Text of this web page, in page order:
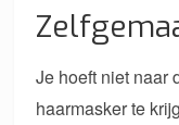
Je hoeft niet naar
haarmasker te